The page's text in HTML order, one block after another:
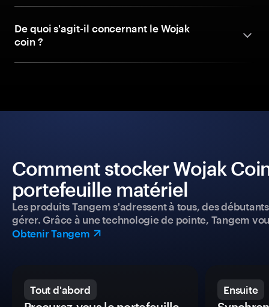
De quoi s'agit-il concernant le Wojak
coin ?
Comment stocker Wojak
portefeuille matériel
Les produits Tangem s'adressent à tous, des
gérer. Grâce à une technologie de pointe, Tangem
Obtenir Tangem
Tout d'abord Ensuite